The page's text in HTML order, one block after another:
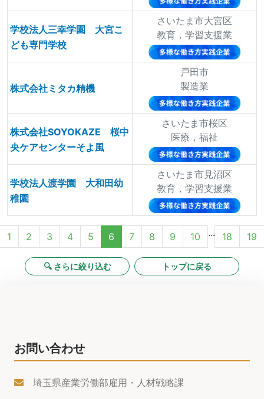
学校法人三幸学園 大宮こ
ども専門学校
さいたま市大宮区
教育，学習支援業
株式会社ミタカ精機
戸田市
製造業
株式会社SOYOKAZE 桜中
央ケアセンターそよ風
さいたま市桜区
医療，福祉
学校法人渡学園 大和田幼
稚園
さいたま市見沼区
教育，学習支援業
1 2 3 4 5 6 7 8 9 10 ... 18 19
🔍 さらに絞り込む トップに戻る
お問い合わせ
埼玉県産業労働部雇用・人材戦略課